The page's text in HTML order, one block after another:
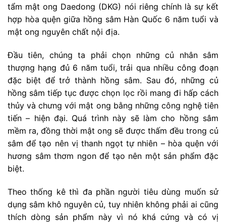
tẩm mật ong Daedong (DKG) nói riêng chính là sự kết
hợp hòa quện giữa hồng sâm Hàn Quốc 6 năm tuổi và
mật ong nguyên chất nội địa.
Đầu tiên, chúng ta phải chọn những củ nhân sâm
thượng hạng đủ 6 năm tuổi, trải qua nhiều công đoạn
đặc biệt để trở thành hồng sâm. Sau đó, những củ
hồng sâm tiếp tục được chọn lọc rồi mang đi hấp cách
thủy và chưng với mật ong bằng những công nghệ tiên
tiến – hiện đại. Quá trình này sẽ làm cho hồng sâm
mềm ra, đồng thời mật ong sẽ được thấm đều trong củ
sâm để tạo nên vị thanh ngọt tự nhiên – hòa quện với
hương sâm thơm ngon để tạo nên một sản phẩm đặc
biệt.
Theo thống kê thì đa phần người tiêu dùng muốn sử
dụng sâm khô nguyên củ, tuy nhiên không phải ai cũng
thích dòng sản phẩm này vì nó khá cứng và có vị